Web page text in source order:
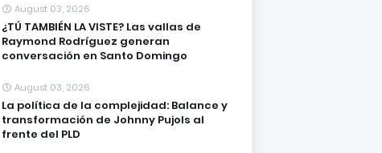
August 03, 2026
¿TÚ TAMBIÉN LA VISTE? Las vallas de
Raymond Rodríguez generan
conversación en Santo Domingo
August 03, 2026
La política de la complejidad: Balance y
transformación de Johnny Pujols al
frente del PLD